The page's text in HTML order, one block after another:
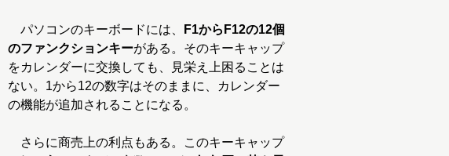
パソコンのキーボードには、
F1からF12の12個
のファンクションキーがある。そのキーキャップ
をカレンダーに交換しても、見栄え上困ることは
ない。1から12の数字はそのままに、カレンダー
の機能が追加されることになる。
さらに商売上の利点もある。このキーキャップ